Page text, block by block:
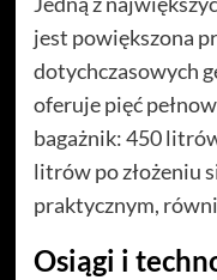
jest powiększona
dotychczasowych
oferuje pięć
bagażnik: 450
litrów po złożeniu
praktycznym,
Osiągi i